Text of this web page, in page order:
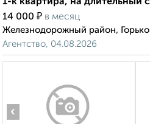
1-к квартира, на длительный
14 000 ₽ в месяц
Железнодорожный район,
Агентство, 04.08.2026
‹